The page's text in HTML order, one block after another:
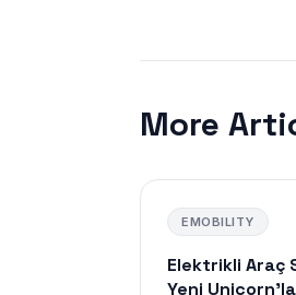
More
EMOBILITY
Elektrikli Araç
Yeni